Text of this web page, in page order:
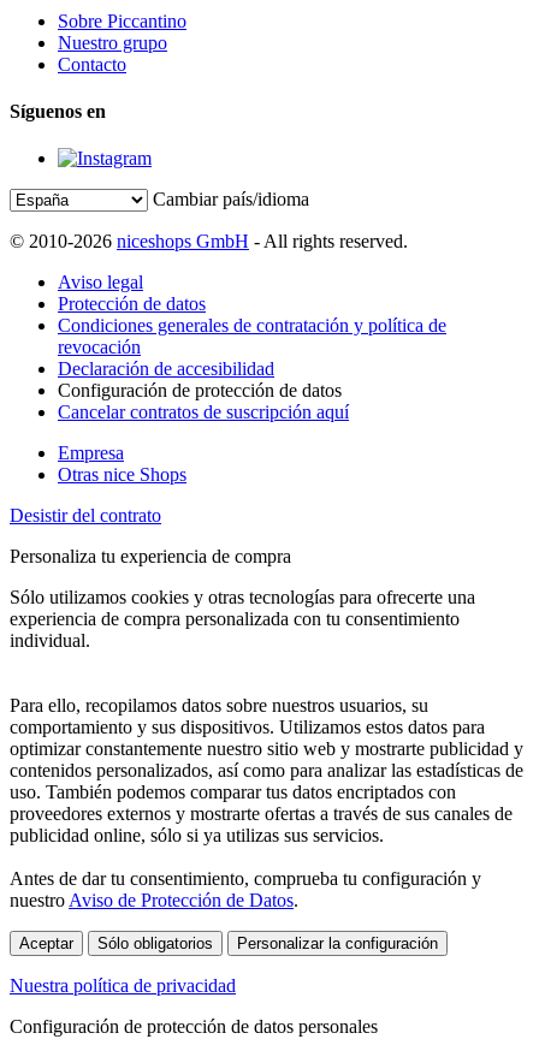
Sobre Piccantino
Nuestro grupo
Contacto
Síguenos en
Cambiar país/idioma
© 2010-2026 niceshops GmbH - All rights reserved.
Aviso legal
Protección de datos
Condiciones generales de contratación y política de
revocación
Declaración de accesibilidad
Configuración de protección de datos
Cancelar contratos de suscripción aquí
Empresa
Otras nice Shops
Desistir del contrato
Personaliza tu experiencia de compra
Sólo utilizamos cookies y otras tecnologías para ofrecerte una
experiencia de compra personalizada con tu consentimiento
individual.
Para ello, recopilamos datos sobre nuestros usuarios, su
comportamiento y sus dispositivos. Utilizamos estos datos para
optimizar constantemente nuestro sitio web y mostrarte publicidad y
contenidos personalizados, así como para analizar las estadísticas de
uso. También podemos comparar tus datos encriptados con
proveedores externos y mostrarte ofertas a través de sus canales de
publicidad online, sólo si ya utilizas sus servicios.
Antes de dar tu consentimiento, comprueba tu configuración y
nuestro Aviso de Protección de Datos.
Aceptar Sólo obligatorios Personalizar la configuración
Nuestra política de privacidad
Configuración de protección de datos personales